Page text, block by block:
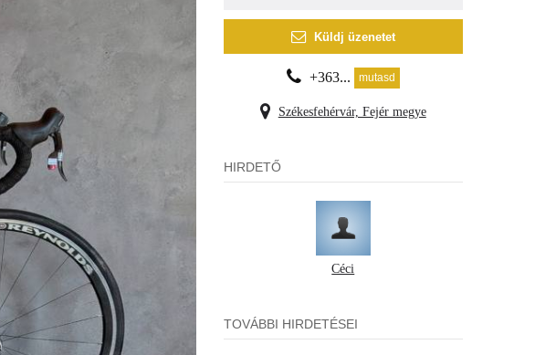
Küldj üzenetet
+363... mutasd
Székesfehérvár, Fejér megye
HIRDETŐ
Céci
TOVÁBBI HIRDETÉSEI